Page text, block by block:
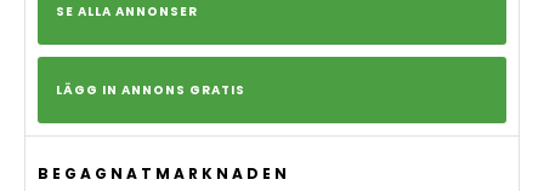
SE ALLA ANNONSER
LÄGG IN ANNONS GRATIS
BEGAGNATMARKNADEN